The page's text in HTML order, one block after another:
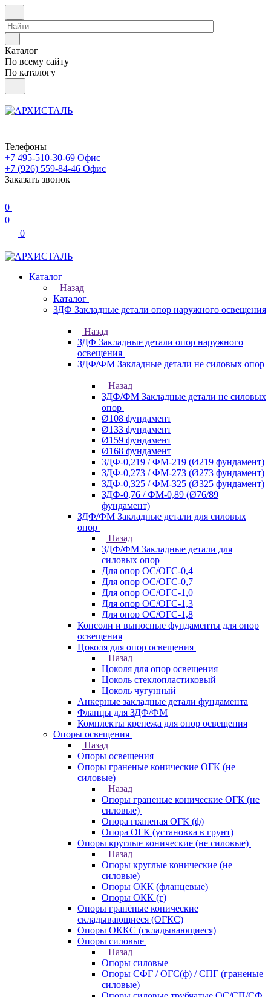
Каталог
По всему сайту
По каталогу
Телефоны
+7 495-510-30-69 Офис
+7 (926) 559-84-46 Офис
Заказать звонок
0
0
0
Каталог
Назад
Каталог
ЗДФ Закладные детали опор наружного освещения
Назад
ЗДФ Закладные детали опор наружного
освещения
ЗДФ/ФМ Закладные детали не силовых опор
Назад
ЗДФ/ФМ Закладные детали не силовых
опор
Ø108 фундамент
Ø133 фундамент
Ø159 фундамент
Ø168 фундамент
ЗДФ-0,219 / ФМ-219 (Ø219 фундамент)
ЗДФ-0,273 / ФМ-273 (Ø273 фундамент)
ЗДФ-0,325 / ФМ-325 (Ø325 фундамент)
ЗДФ-0,76 / ФМ-0,89 (Ø76/89
фундамент)
ЗДФ/ФМ Закладные детали для силовых
опор
Назад
ЗДФ/ФМ Закладные детали для
силовых опор
Для опор ОС/ОГС-0,4
Для опор ОС/ОГС-0,7
Для опор ОС/ОГС-1,0
Для опор ОС/ОГС-1,3
Для опор ОС/ОГС-1,8
Консоли и выносные фундаменты для опор
освещения
Цоколя для опор освещения
Назад
Цоколя для опор освещения
Цоколь стеклопластиковый
Цоколь чугунный
Анкерные закладные детали фундамента
Фланцы для ЗДФ/ФМ
Комплекты крепежа для опор освещения
Опоры освещения
Назад
Опоры освещения
Опоры граненые конические ОГК (не
силовые)
Назад
Опоры граненые конические ОГК (не
силовые)
Опора граненая ОГК (ф)
Опора ОГК (установка в грунт)
Опоры круглые конические (не силовые)
Назад
Опоры круглые конические (не
силовые)
Опоры ОКК (фланцевые)
Опоры ОКК (г)
Опоры гранёные конические
складывающиеся (ОГКС)
Опоры ОККС (складывающиеся)
Опоры силовые
Назад
Опоры силовые
Опоры СФГ / ОГС(ф) / СПГ (граненые
силовые)